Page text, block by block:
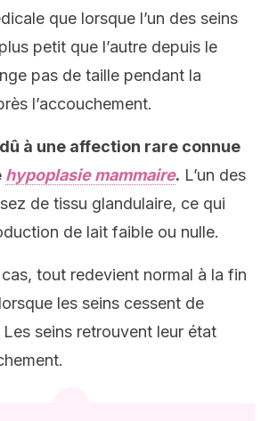
que lorsque l’un des seins
petit que l’autre depuis le
pas de taille pendant la
l’accouchement.
à une affection rare connue
hypoplasie mammaire. L’un des
de tissu glandulaire, ce qui
de lait faible ou nulle.
tout redevient normal à la fin
les seins cessent de
seins retrouvent leur état